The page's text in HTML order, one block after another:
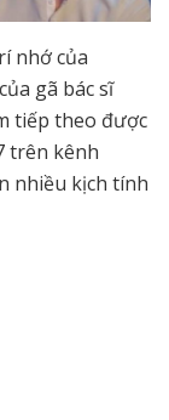
nhớ của
gã bác sĩ
tiếp theo được
trên kênh
nhiều kịch tính